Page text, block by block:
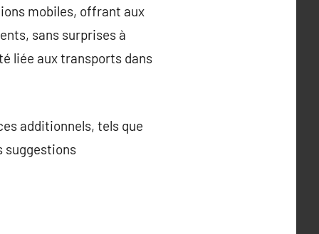
mobiles, offrant aux
sans surprises à
liée aux transports dans
additionnels, tels que
suggestions